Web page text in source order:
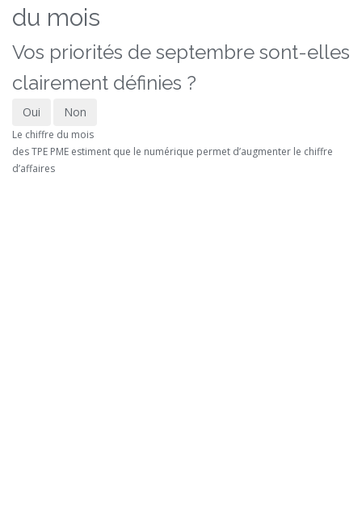
du mois
Vos priorités de septembre sont-elles
clairement définies ?
Oui Non
Le chiffre du mois
des TPE PME estiment que le numérique permet d’augmenter le chiffre
d’affaires